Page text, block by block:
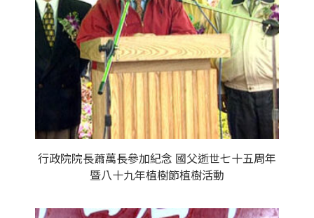
行政院院長蕭萬長參加紀念 國父逝世七十五周年
暨八十九年植樹節植樹活動